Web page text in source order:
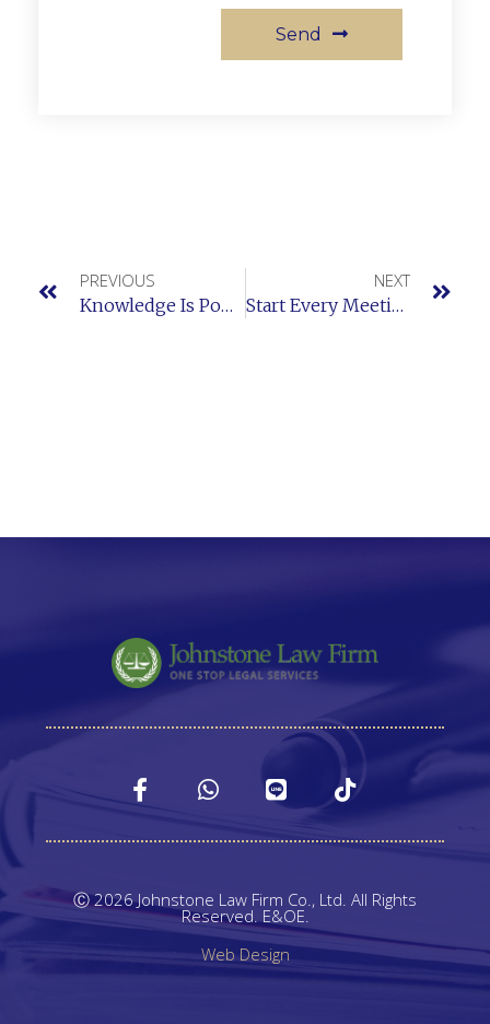
Send
PREVIOUS
Knowledge Is Power. Read Books To Get Smart.
NEXT
Start Every Meeting With A Handshake.
Ⓒ 2026 Johnstone Law Firm Co., Ltd. All Rights
Reserved. E&OE.
Web Design